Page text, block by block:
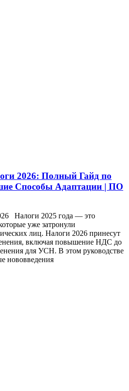
2026: Полный Гайд по
Способы Адаптации | ПО
Налоги 2025 года — это
уже затронули
лиц. Налоги 2026 принесут
включая повышение НДС до
для УСН. В этом руководстве
нововведения